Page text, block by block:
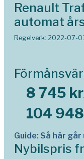
Renault
automat
Regelverk: 2022-07-
8 745
104
Guide: Så här
Nybilspris